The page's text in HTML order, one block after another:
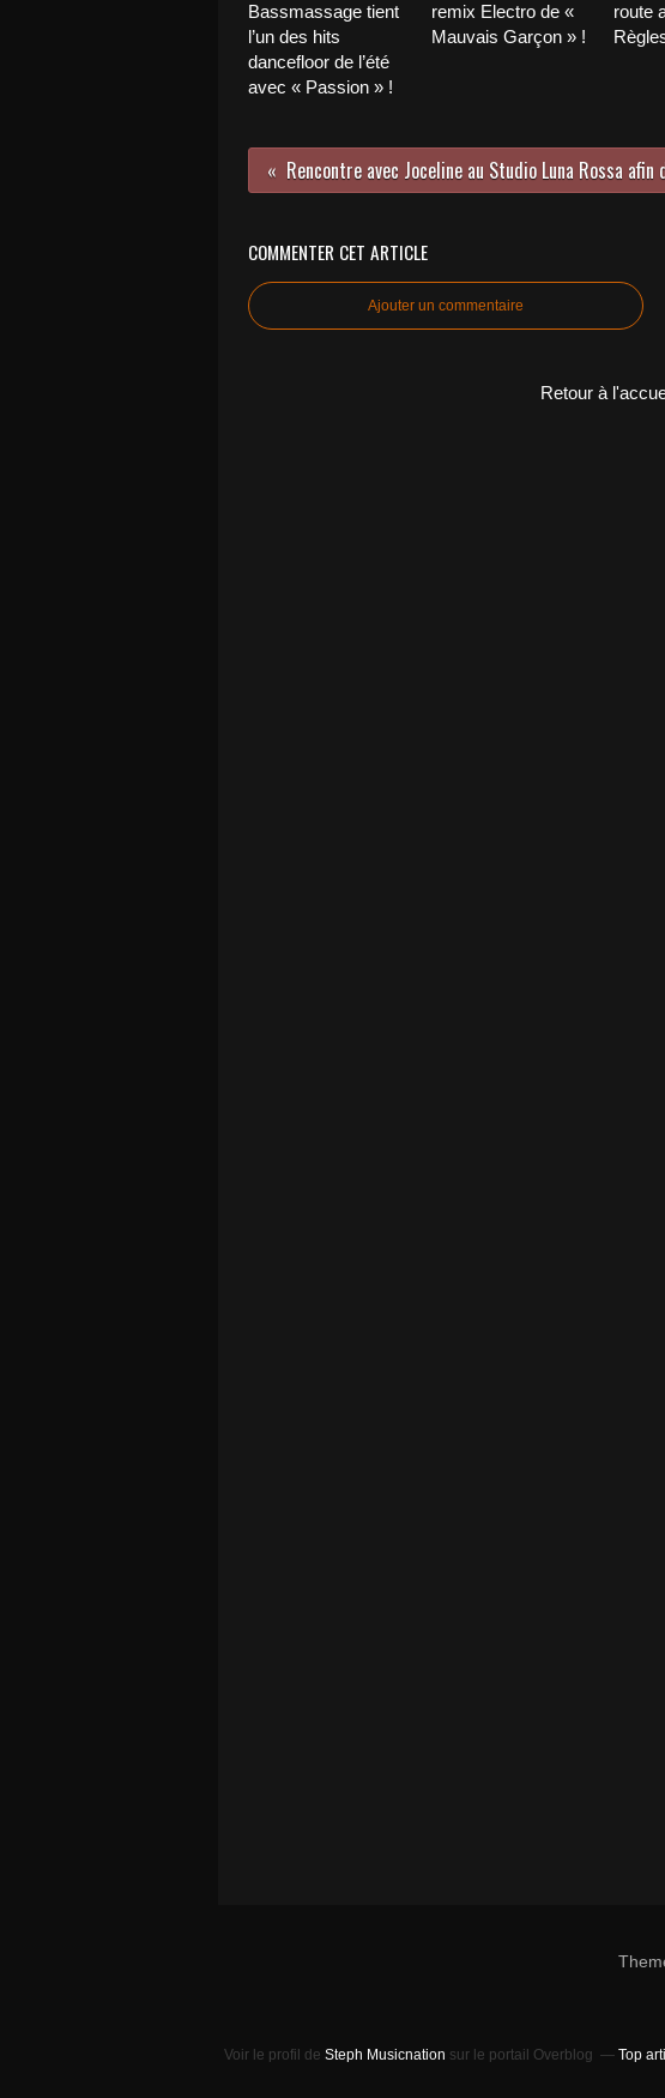
Bassmassage tient
l’un des hits
dancefloor de l’été
avec « Passion » !
remix Electro de «
Mauvais Garçon » !
route
COMMENTER CET ARTICLE
Ajouter un commentaire
Retour à
Voir le profil de Steph Musicnation sur le portail Overblog Top